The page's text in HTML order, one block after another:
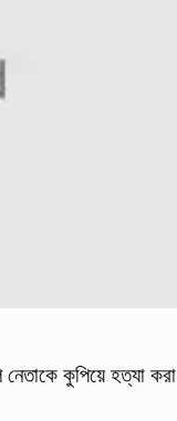
কুপিয়ে হত্যা করা